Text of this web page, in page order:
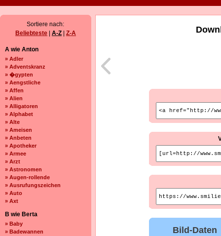
Sortiere nach:
Beliebteste
A-Z Z-A
A wie Anton
» Adler
» Adventskranz
» �gypten
» Aengstliche
» Affen
» Alien
» Alligatoren
» Alphabet
» Alte
» Ameisen
» Anbeten
» Apotheker
» Armee
» Arzt
» Astronomen
» Augen-rollende
» Ausrufungszeichen
» Auto
» Axt
B wie Berta
» Baby
» Badewannen
Bild-Daten